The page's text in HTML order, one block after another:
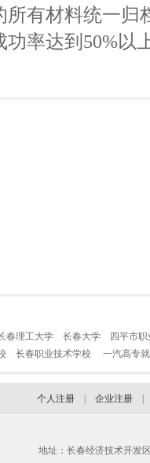
所有材料统一归
率达到50%以
春理工大学 长春大学
四平市
长春职业技术学校 一汽高专
个人注册 企业注册
地址：长春经济技术开发